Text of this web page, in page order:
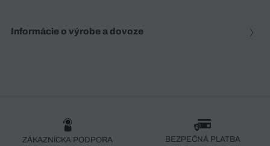
Informácie o výrobe a dovoze
ZÁKAZNÍCKA PODPORA BEZPEČNÁ PLATBA